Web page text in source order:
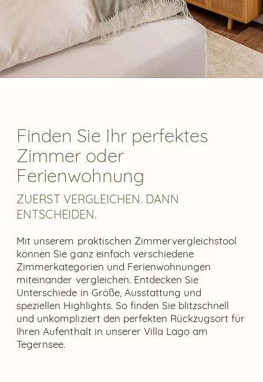
Finden Sie Ihr perfektes
Zimmer oder
Ferienwohnung
ZUERST VERGLEICHEN. DANN
ENTSCHEIDEN.
Mit unserem praktischen Zimmervergleichstool
können Sie ganz einfach verschiedene
Zimmerkategorien und Ferienwohnungen
miteinander vergleichen. Entdecken Sie
Unterschiede in Größe, Ausstattung und
speziellen Highlights. So finden Sie blitzschnell
und unkompliziert den perfekten Rückzugsort für
Ihren Aufenthalt in unserer Villa Lago am
Tegernsee.